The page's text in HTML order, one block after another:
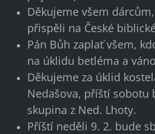
Děkujeme všem
přispěli na České
Pán Bůh zaplať všem,
na úklidu betléma a
Děkujeme za úklid
Nedašova, příští sobotu
skupina z Ned. Lhoty.
Příští neděli 9. 2. bude